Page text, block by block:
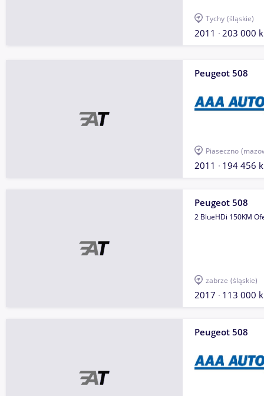
Tychy (śląskie)
2011 203 000
Peugeot 508
Piaseczno
2011 194 456
Peugeot 508
2 BlueHDi 150KM
zabrze (śląskie)
2017 113 000
Peugeot 508